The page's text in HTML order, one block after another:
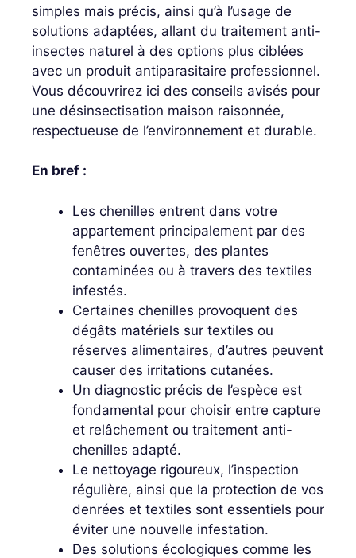
simples mais précis, ainsi qu’à l’usage de
solutions adaptées, allant du traitement anti-
insectes naturel à des options plus ciblées
avec un produit antiparasitaire professionnel.
Vous découvrirez ici des conseils avisés pour
une désinsectisation maison raisonnée,
respectueuse de l’environnement et durable.
En bref :
Les chenilles entrent dans votre
appartement principalement par des
fenêtres ouvertes, des plantes
contaminées ou à travers des textiles
infestés.
Certaines chenilles provoquent des
dégâts matériels sur textiles ou
réserves alimentaires, d’autres peuvent
causer des irritations cutanées.
Un diagnostic précis de l’espèce est
fondamental pour choisir entre capture
et relâchement ou traitement anti-
chenilles adapté.
Le nettoyage rigoureux, l’inspection
régulière, ainsi que la protection de vos
denrées et textiles sont essentiels pour
éviter une nouvelle infestation.
Des solutions écologiques comme les